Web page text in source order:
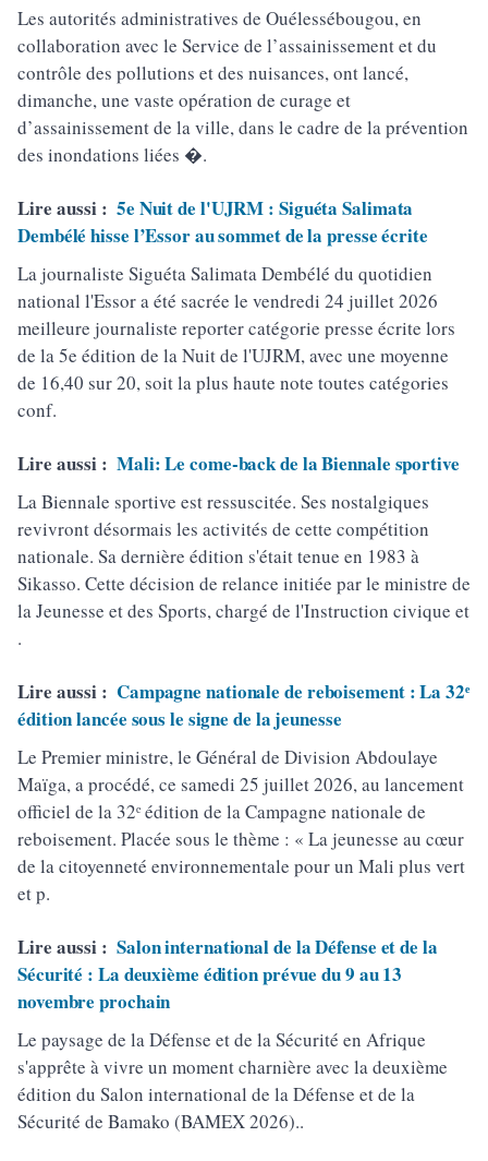
Les autorités administratives de Ouélessébougou, en
collaboration avec le Service de l’assainissement et du
contrôle des pollutions et des nuisances, ont lancé,
dimanche, une vaste opération de curage et
d’assainissement de la ville, dans le cadre de la prévention
des inondations liées �.
Lire aussi : 5e Nuit de l'UJRM : Siguéta Salimata
Dembélé hisse l’Essor au sommet de la presse écrite
La journaliste Siguéta Salimata Dembélé du quotidien
national l'Essor a été sacrée le vendredi 24 juillet 2026
meilleure journaliste reporter catégorie presse écrite lors
de la 5e édition de la Nuit de l'UJRM, avec une moyenne
de 16,40 sur 20, soit la plus haute note toutes catégories
conf.
Lire aussi : Mali: Le come-back de la Biennale sportive
La Biennale sportive est ressuscitée. Ses nostalgiques
revivront désormais les activités de cette compétition
nationale. Sa dernière édition s'était tenue en 1983 à
Sikasso. Cette décision de relance initiée par le ministre de
la Jeunesse et des Sports, chargé de l'Instruction civique et
.
Lire aussi : Campagne nationale de reboisement : La 32ᵉ
édition lancée sous le signe de la jeunesse
Le Premier ministre, le Général de Division Abdoulaye
Maïga, a procédé, ce samedi 25 juillet 2026, au lancement
officiel de la 32ᵉ édition de la Campagne nationale de
reboisement. Placée sous le thème : « La jeunesse au cœur
de la citoyenneté environnementale pour un Mali plus vert
et p.
Lire aussi : Salon international de la Défense et de la
Sécurité : La deuxième édition prévue du 9 au 13
novembre prochain
Le paysage de la Défense et de la Sécurité en Afrique
s'apprête à vivre un moment charnière avec la deuxième
édition du Salon international de la Défense et de la
Sécurité de Bamako (BAMEX 2026)..